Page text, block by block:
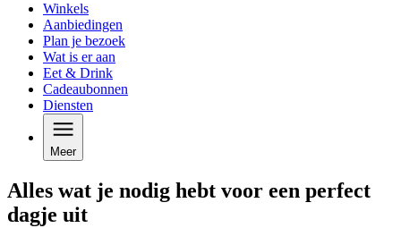
Winkels
Aanbiedingen
Plan je bezoek
Wat is er aan
Eet & Drink
Cadeaubonnen
Diensten
Meer
Alles wat je nodig hebt voor een perfect
dagje uit